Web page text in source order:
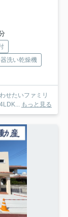
洗い乾燥機
せたいファミリ
もっと見る